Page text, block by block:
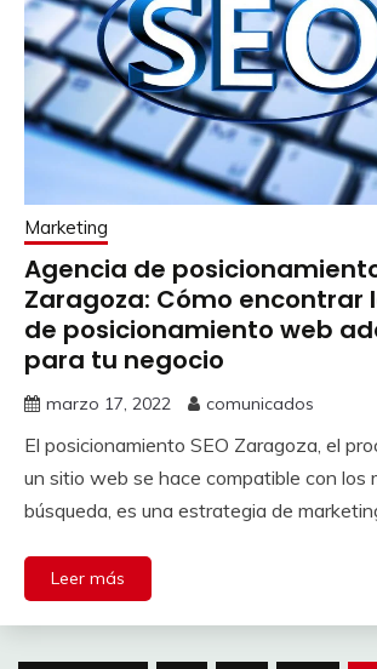
Marketing
Agencia de posicionamiento
Zaragoza: Cómo encontrar
de posicionamiento web
para tu negocio
marzo 17, 2022 comunicados
El posicionamiento SEO Zaragoza, el
un sitio web se hace compatible con los
búsqueda, es una estrategia de
Leer más